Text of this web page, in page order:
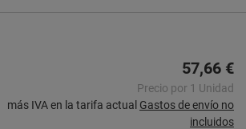
57,66 €
Precio por 1 Unidad
más IVA en la tarifa actual Gastos de envío no
incluidos